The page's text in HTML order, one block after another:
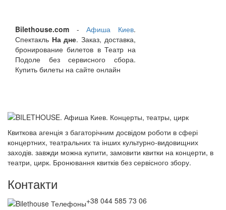
Bilethouse.com -Афиша Киев.
Спектакль На дне. Заказ, доставка,
бронирование билетов в Театр на
Подоле без сервисного сбора.
Купить билеты на сайте онлайн
Квиткова агенція з багаторічним досвідом роботи в сфері
концертних, театральних та інших культурно-видовищних
заходів. завжди можна купити, замовити квитки на концерти, в
театри, цирк. Бронювання квитків без сервісного збору.
Контакти
+38 044 585 73 06